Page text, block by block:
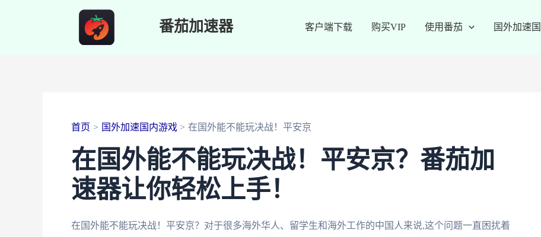
番茄加速器 客户端下载 购买VIP 使用番茄 国外加速
首页 国外加速国内游戏 在国外能不能玩决战！平安京
在国外能不能玩决战！平安京？番茄加
速器让你轻松上手！
在国外能不能玩决战！平安京？对于很多海外华人、留学生和海外工作的中国人来说,这个问题一直困扰着